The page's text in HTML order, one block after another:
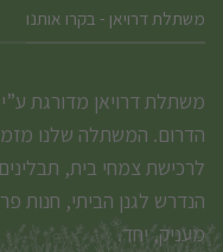
משתלת דרויאן - בקרו אותנו
משתלת דרויאן מדורגת
הדרום. המשתלה שלנו
לרכישת צמחי בית,
הנדרש לגנן הביתי, חנות
מעניק, יחד.